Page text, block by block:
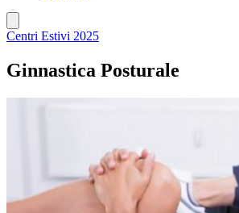
Centri Estivi 2025
Ginnastica Posturale